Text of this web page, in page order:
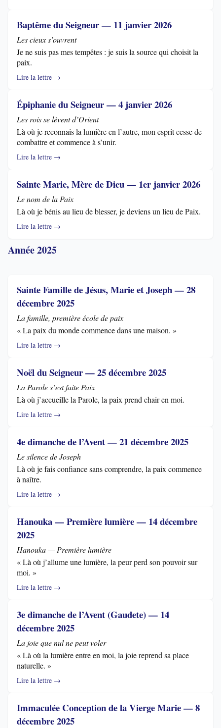
Baptême du Seigneur — 11 janvier 2026
Les cieux s’ouvrent
Je ne suis pas mes tempêtes : je suis la source qui choisit la
paix.
Lire la lettre →
Épiphanie du Seigneur — 4 janvier 2026
Les rois se lèvent d’Orient
Là où je reconnais la lumière en l’autre, mon esprit cesse de
combattre et commence à s’unir.
Lire la lettre →
Sainte Marie, Mère de Dieu — 1er janvier 2026
Le nom de la Paix
Là où je bénis au lieu de blesser, je deviens un lieu de Paix.
Lire la lettre →
Année 2025
Sainte Famille de Jésus, Marie et Joseph — 28
décembre 2025
La famille, première école de paix
« La paix du monde commence dans une maison. »
Lire la lettre →
Noël du Seigneur — 25 décembre 2025
La Parole s’est faite Paix
Là où j’accueille la Parole, la paix prend chair en moi.
Lire la lettre →
4e dimanche de l’Avent — 21 décembre 2025
Le silence de Joseph
Là où je fais confiance sans comprendre, la paix commence
à naître.
Lire la lettre →
Hanouka — Première lumière — 14 décembre
2025
Hanouka — Première lumière
« Là où j’allume une lumière, la peur perd son pouvoir sur
moi. »
Lire la lettre →
3e dimanche de l’Avent (Gaudete) — 14
décembre 2025
La joie que nul ne peut voler
« Là où la lumière entre en moi, la joie reprend sa place
naturelle. »
Lire la lettre →
Immaculée Conception de la Vierge Marie — 8
décembre 2025